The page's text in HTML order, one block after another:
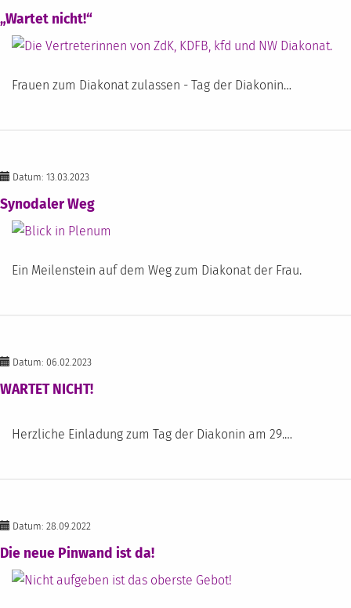
„Wartet nicht!“
Frauen zum Diakonat zulassen - Tag der Diakonin…
Datum: 13.03.2023
Synodaler Weg
Ein Meilenstein auf dem Weg zum Diakonat der Frau.
Datum: 06.02.2023
WARTET NICHT!
Herzliche Einladung zum Tag der Diakonin am 29.…
Datum: 28.09.2022
Die neue Pinwand ist da!